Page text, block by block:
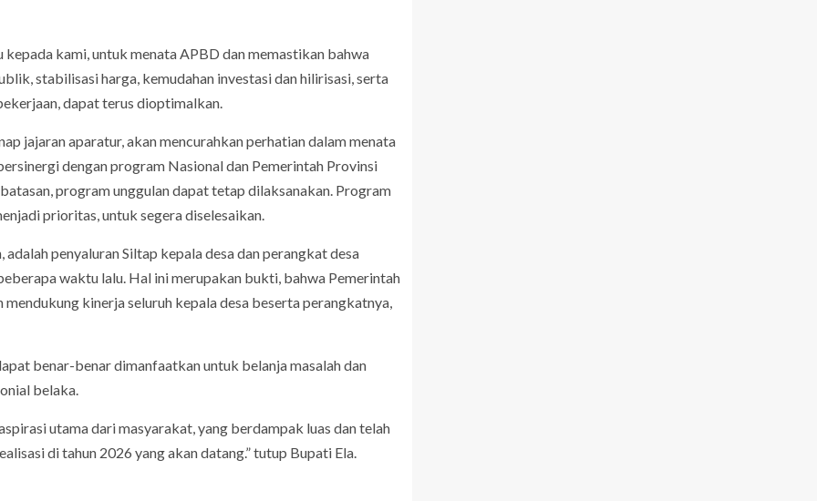
kami, untuk menata APBD dan memastikan bahwa
stabilisasi harga, kemudahan investasi dan hilirisasi, serta
dapat terus dioptimalkan.
jajaran aparatur, akan mencurahkan perhatian dalam menata
dengan program Nasional dan Pemerintah Provinsi
program unggulan dapat tetap dilaksanakan. Program
prioritas, untuk segera diselesaikan.
penyaluran Siltap kepala desa dan perangkat desa
waktu lalu. Hal ini merupakan bukti, bahwa Pemerintah
kinerja seluruh kepala desa beserta perangkatnya,
benar-benar dimanfaatkan untuk belanja masalah dan
belaka.
utama dari masyarakat, yang berdampak luas dan telah
di tahun 2026 yang akan datang.” tutup Bupati Ela.